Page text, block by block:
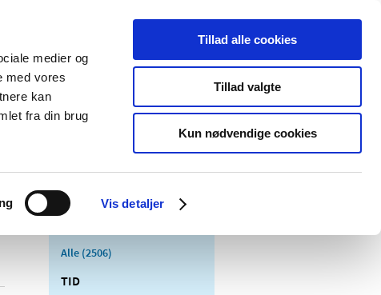
medier og
med vores
kan
fra din brug
Vis detaljer
Tillad alle cookies
Tillad valgte
Kun nødvendige cookies
Udgivelser
Medicinsk
Særlige
produktområder
Alle (2506)
TID